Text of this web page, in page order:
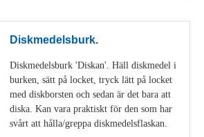
Diskmedelsburk.
Diskmedelsburk 'Diskan'. Häll diskmedel i
burken, sätt på locket, tryck lätt på locket
med diskborsten och sedan är det bara att
diska. Kan vara praktiskt för den som har
svårt att hålla/greppa diskmedelsflaskan.